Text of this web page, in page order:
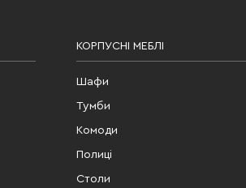
КОРПУСНІ МЕБЛІ
Шафи
Тумби
Комоди
Полиці
Столи